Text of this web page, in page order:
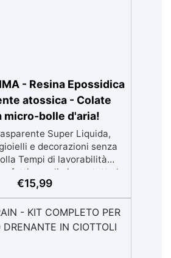
- Resina Epossidica
atossica - Colate
micro-bolle d'aria!
Super Liquida,
e decorazioni senza
Tempi di lavorabilità
per eliminare tutte le
Trasparente, resistente
per colate da 2mm fino a
le bolle d'aria per
Compatibile con
in pasta o polvere,
personalizzazioni uniche
€15,99